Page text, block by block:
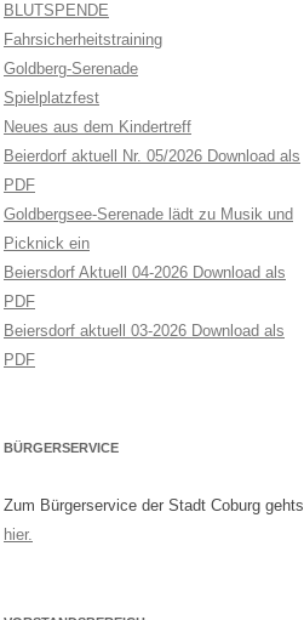
BLUTSPENDE
Fahrsicherheitstraining
Goldberg-Serenade
Spielplatzfest
Neues aus dem Kindertreff
Beierdorf aktuell Nr. 05/2026 Download als
PDF
Goldbergsee-Serenade lädt zu Musik und
Picknick ein
Beiersdorf Aktuell 04-2026 Download als
PDF
Beiersdorf aktuell 03-2026 Download als
PDF
BÜRGERSERVICE
Zum Bürgerservice der Stadt Coburg gehts
hier.